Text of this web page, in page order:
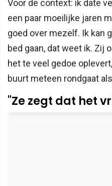
Voor de context: ik date
een paar moeilijke jaren
goed over mezelf. Ik kan
bed gaan, dat weet ik. Zij
het te veel gedoe
buurt meteen rondgaat
"Ze zegt dat het